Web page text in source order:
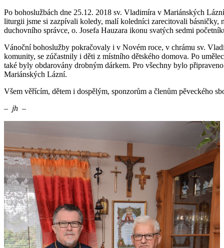
Po bohoslužbách dne 25.12. 2018 sv. Vladimíra v Mariánských
liturgii jsme si zazpívali koledy, malí koledníci zarecitovali básničky,
duchovního správce, o. Josefa Hauzara ikonu svatých sedmi
Vánoční bohoslužby pokračovaly i v Novém roce, v chrámu sv.
komunity, se zúčastnily i děti z místního dětského domova. Po
také byly obdarovány drobným dárkem. Pro všechny bylo
Mariánských Lázní.
Všem věřícím, dětem i dospělým, sponzorům a členům pěveckého
– jh –